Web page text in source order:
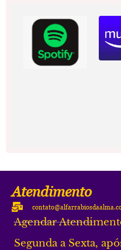
Atendimento
Agendar
Segunda a Sexta,